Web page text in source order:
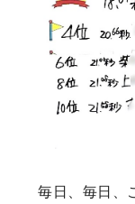
毎日、毎日、